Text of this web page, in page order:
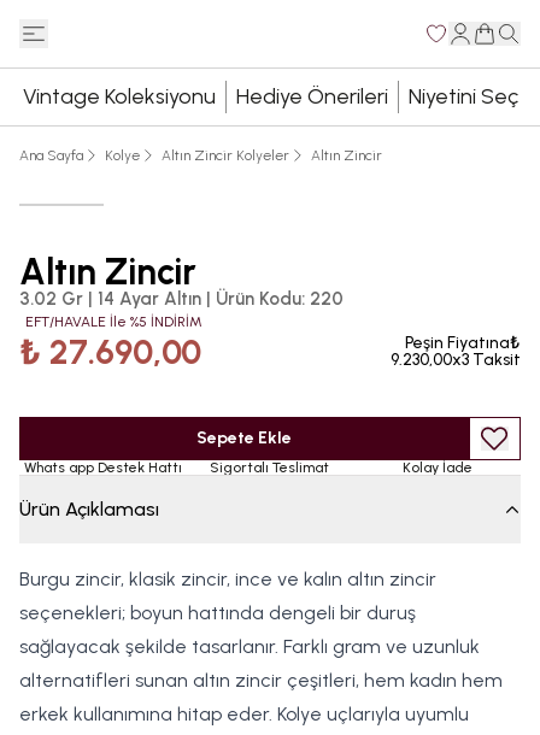
Vintage Koleksiyonu Hediye Önerileri Niyetini Seç
Ana Sayfa Kolye Altın Zincir Kolyeler Altın Zincir
Altın Zincir
3.02 Gr | 14 Ayar Altın | Ürün Kodu: 220
EFT/HAVALE İle %5 İNDİRİM
₺ 27.690,00
Peşin Fiyatına₺
9.230,00x3 Taksit
Sepete Ekle
Whats app Destek Hattı Sigortalı Teslimat Kolay İade
Ürün Açıklaması
Burgu zincir, klasik zincir, ince ve kalın altın zincir
seçenekleri; boyun hattında dengeli bir duruş
sağlayacak şekilde tasarlanır. Farklı gram ve uzunluk
alternatifleri sunan altın zincir çeşitleri, hem kadın hem
erkek kullanımına hitap eder. Kolye uçlarıyla uyumlu